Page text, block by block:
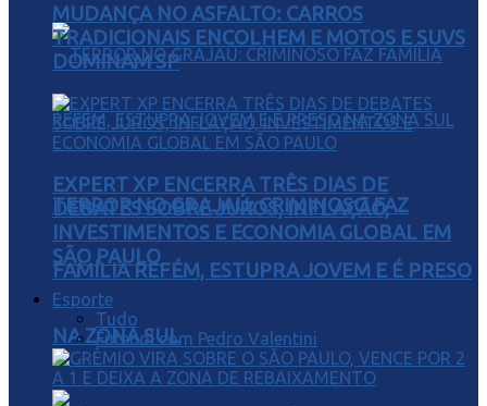
TERROR NO GRAJAÚ: CRIMINOSO FAZ
FAMÍLIA REFÉM, ESTUPRA JOVEM E É PRESO
NA ZONA SUL
MUDANÇA NO ASFALTO: CARROS
TRADICIONAIS ENCOLHEM E MOTOS E SUVS
DOMINAM SP
EXPERT XP ENCERRA TRÊS DIAS DE
DEBATES SOBRE JUROS, INFLAÇÃO,
INVESTIMENTOS E ECONOMIA GLOBAL EM
SÃO PAULO
Esporte
Tudo
Futebol com Pedro Valentini